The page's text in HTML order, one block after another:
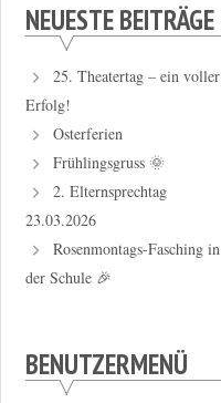
NEUESTE BEITRÄGE
25. Theatertag – ein voller
Erfolg!
Osterferien
Frühlingsgruss 🌞
2. Elternsprechtag
23.03.2026
Rosenmontags-Fasching in
der Schule 🎉
BENUTZERMENÜ